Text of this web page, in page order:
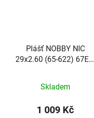
Plášť NOBBY NIC
29x2.60 (65-622) 67EPI
skládací
Skladem
1 009 Kč